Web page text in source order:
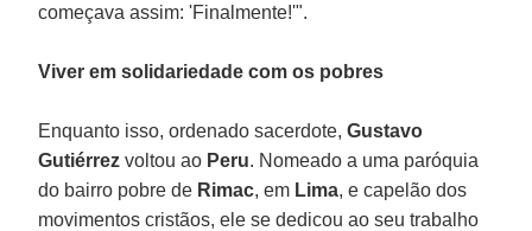
começava assim: 'Finalmente!'".
Viver em solidariedade com os pobres
Enquanto isso, ordenado sacerdote,Gustavo
Gutiérrezvoltou ao Peru. Nomeado a uma paróquia
do bairro pobre de Rimac, em Lima, e capelão dos
movimentos cristãos, ele se dedicou ao seu trabalho